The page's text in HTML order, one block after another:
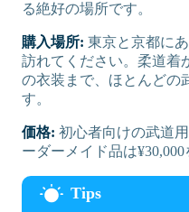
る絶好の場所です。
購入場所: 東京と京都に
訪れてください。柔道着
の衣装まで、ほとんどの
す。
価格: 初心者向けの武道
ーダーメイド品は¥30,000